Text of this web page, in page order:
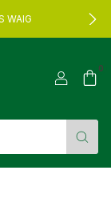
WAIG
0